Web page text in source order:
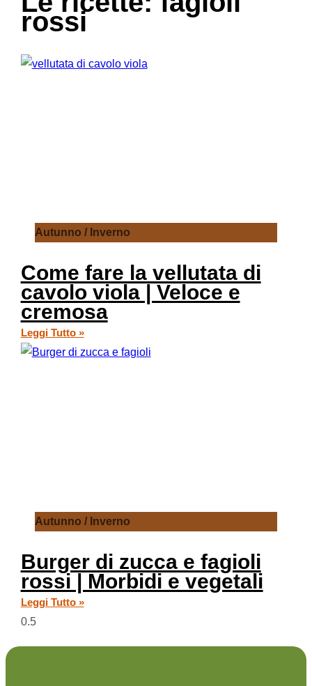
rossi
Autunno / Inverno
Come fare la vellutata di
cavolo viola | Veloce e
cremosa
Leggi Tutto »
Autunno / Inverno
Burger di zucca e fagioli
rossi | Morbidi e vegetali
Leggi Tutto »